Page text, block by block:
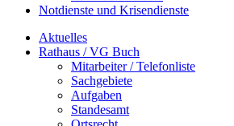
Notdienste und Krisendienste
Aktuelles
Rathaus / VG Buch
Mitarbeiter / Telefonliste
Sachgebiete
Aufgaben
Standesamt